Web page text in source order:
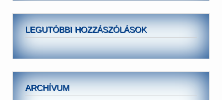
LEGUTÓBBI HOZZÁSZÓLÁSOK
ARCHÍVUM